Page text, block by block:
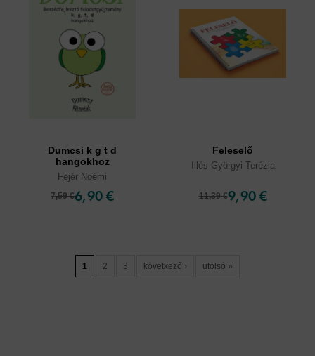
Dumcsi k g t d
hangokhoz
Fejér Noémi
7,59 €6,90 €
Feleselő
Illés Györgyi Terézia
11,39 €9,90 €
1 2 3 következő › utolsó »